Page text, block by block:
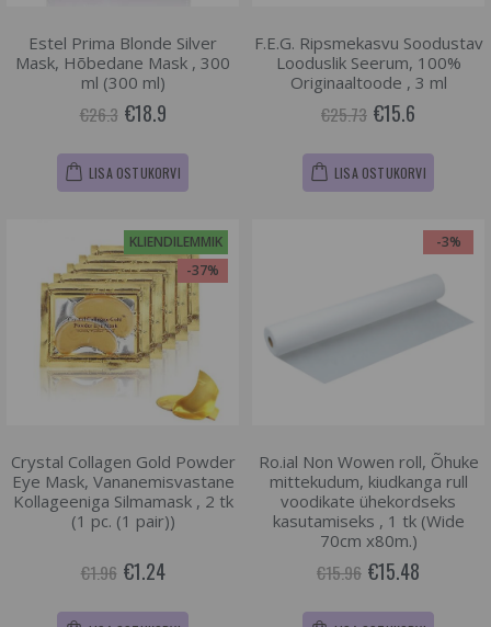
Estel Prima Blonde Silver
Mask, Hõbedane Mask , 300
ml (300 ml)
€26.3 €18.9
LISA OSTUKORVI
F.E.G. Ripsmekasvu Soodustav
Looduslik Seerum, 100%
Originaaltoode , 3 ml
€25.73 €15.6
LISA OSTUKORVI
KLIENDILEMMIK
-37%
Crystal Collagen Gold Powder
Eye Mask, Vananemisvastane
Kollageeniga Silmamask , 2 tk
(1 pc. (1 pair))
€1.96 €1.24
-3%
Ro.ial Non Wowen roll, Õhuke
mittekudum, kiudkanga rull
voodikate ühekordseks
kasutamiseks , 1 tk (Wide
70cm x80m.)
€15.96 €15.48